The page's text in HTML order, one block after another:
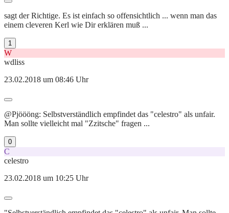
sagt der Richtige. Es ist einfach so offensichtlich ... wenn man das
einem cleveren Kerl wie Dir erklären muß ...
1
W
wdliss
23.02.2018 um 08:46 Uhr
@Pjöööng: Selbstverständlich empfindet das "celestro" als unfair.
Man sollte vielleicht mal "Zzitsche" fragen ...
0
C
celestro
23.02.2018 um 10:25 Uhr